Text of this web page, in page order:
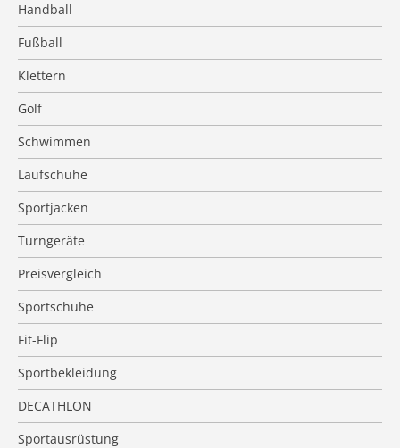
Handball
Fußball
Klettern
Golf
Schwimmen
Laufschuhe
Sportjacken
Turngeräte
Preisvergleich
Sportschuhe
Fit-Flip
Sportbekleidung
DECATHLON
Sportausrüstung